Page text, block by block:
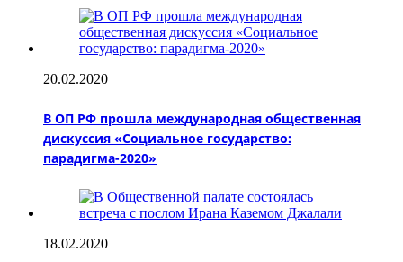
20.02.2020
В ОП РФ прошла международная общественная
дискуссия «Социальное государство:
парадигма-2020»
18.02.2020